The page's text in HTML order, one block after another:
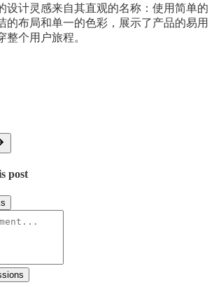
设计灵感来自其直观的名称：使用简单的
的布局和单一的色彩，展示了产品的易用
整个用户旅程。
post